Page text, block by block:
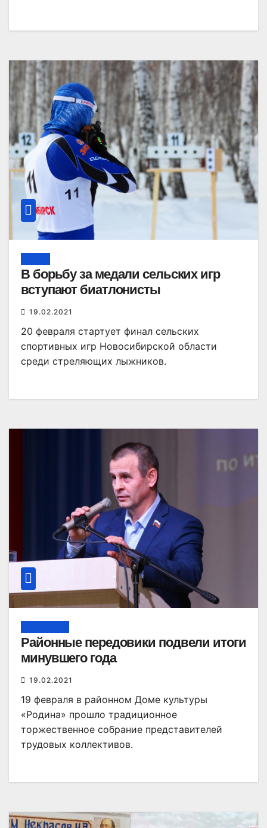
В борьбу за медали сельских игр
вступают биатлонисты
19.02.2021
20 февраля стартует финал сельских
спортивных игр Новосибирской области
среди стреляющих лыжников.
Районные передовики подвели итоги
минувшего года
19.02.2021
19 февраля в районном Доме культуры
«Родина» прошло традиционное
торжественное собрание представителей
трудовых коллективов.